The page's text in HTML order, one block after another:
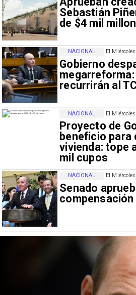
Sebastián
de $4 mil
El
Gobierno
recurrirán al TC
NACIONAL
El
Proyecto de
beneficio para
vivienda: tope
mil cupos
NACIONAL
El
Senado
compensación
NACIONAL